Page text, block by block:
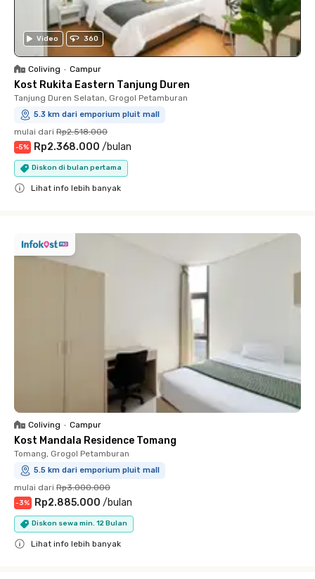
Video 360
Coliving • Campur
Kost Rukita Eastern Tanjung Duren
Tanjung Duren Selatan, Grogol Petamburan
5.3 km dari emporium pluit mall
mulai dari Rp2.518.000
-5% Rp2.368.000 /bulan
Diskon di bulan pertama
Lihat info lebih banyak
Coliving • Campur
Kost Mandala Residence Tomang
Tomang, Grogol Petamburan
5.5 km dari emporium pluit mall
mulai dari Rp3.000.000
-3% Rp2.885.000 /bulan
Diskon sewa min. 12 Bulan
Lihat info lebih banyak